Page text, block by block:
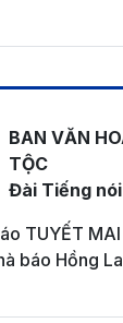
BAN VĂN
TỘC
Đài Tiếng
TUYẾT MAI
báo Hồng